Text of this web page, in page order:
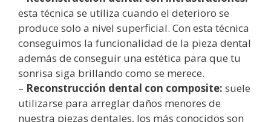
esta técnica se utiliza cuando el deterioro se
produce solo a nivel superficial. Con esta técnica
conseguimos la funcionalidad de la pieza dental
además de conseguir una estética para que tu
sonrisa siga brillando como se merece.
– Reconstrucción dental con composite: suele
utilizarse para arreglar daños menores de
nuestra piezas dentales, los más conocidos son